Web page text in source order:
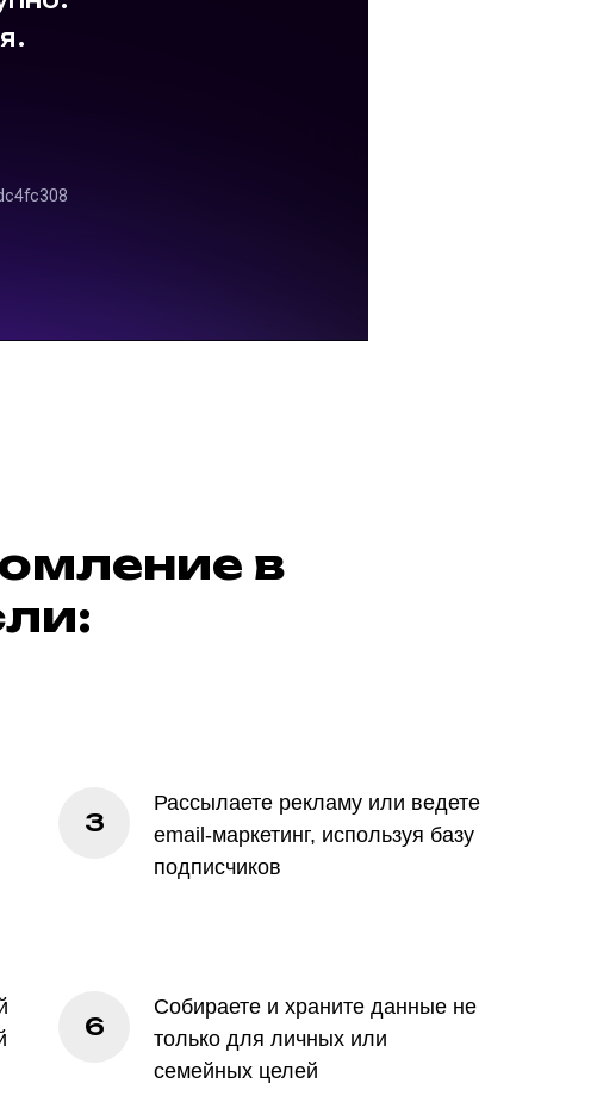
в
Рассылаете рекламу или ведете
email-маркетинг, используя базу
подписчиков
Собираете и храните данные не
только для личных или
семейных целей